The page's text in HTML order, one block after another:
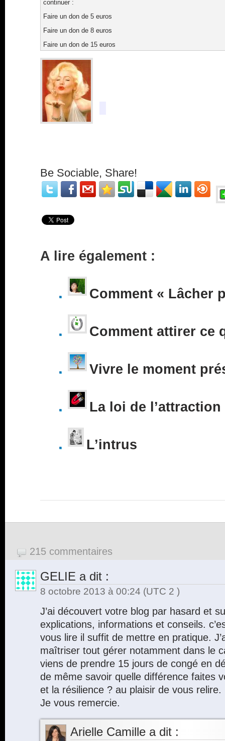
continuer :
Faire un don de 5 euros
Faire un don de 8 euros
Faire un don de 15 euros
Be Sociable, Share!
A lire également :
Comment « Lâcher
Comment attirer ce
Vivre le moment
La loi de l’attraction
L’intrus
215 commentaires
GELIE a dit :
8 octobre 2013 à 00:24 (UTC 2 )
J’ai découvert votre blog par hasard et
explications, informations et conseils.
vous lire il suffit de mettre en pratique.
maîtriser tout gérer notamment dans le
viens de prendre 15 jours de congé en
de même savoir quelle différence faites
et la résilience ? au plaisir de vous relire.
Je vous remercie.
Arielle Camille a dit :